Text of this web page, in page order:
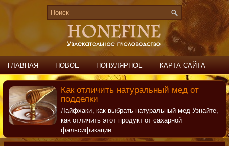
ГЛАВНАЯ НОВОЕ ПОПУЛЯРНОЕ КАРТА САЙТА
ПОИСК КОНТАКТЫ
Как отличить натуральный мед от
подделки
Лайфхаки, как выбрать натуральный мед Узнайте,
как отличить этот продукт от сахарной
фальсификации.